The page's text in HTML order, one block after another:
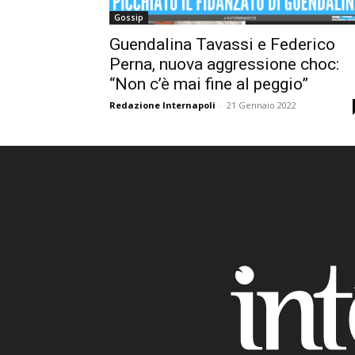
Gossip
Guendalina Tavassi e Federico
Perna, nuova aggressione choc:
“Non c’è mai fine al peggio”
Redazione Internapoli - 21 Gennaio 2022